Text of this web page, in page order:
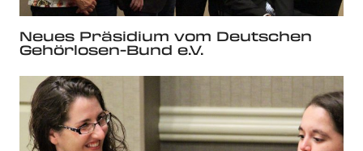
Neues Präsidium vom Deutschen
Gehörlosen-Bund e.V.